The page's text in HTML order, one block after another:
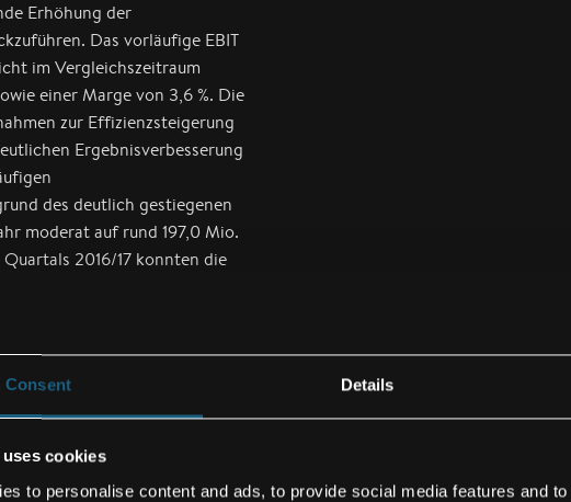
Consent Details
cookies
to personalise content and ads, to provide social media features and
Erhöhung der
Das vorläufige EBIT
im Vergleichszeitraum
einer Marge von 3,6 %. Die
zur Effizienzsteigerung
Ergebnisverbesserung
des deutlich gestiegenen
moderat auf rund 197,0 Mio.
2016/17 konnten die
reduziert werden.
IFRS-Zahlen der FACC
der FACC AG werden am